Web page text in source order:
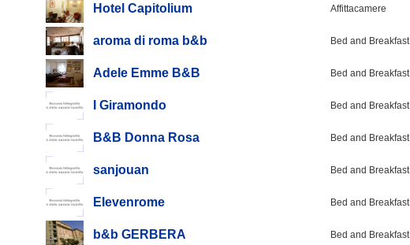
Hotel Capitolium Affittacamere
aroma di roma b&b Bed and Breakfast
Adele Emme B&B Bed and Breakfast
I Giramondo Bed and Breakfast
B&B Donna Rosa Bed and Breakfast
sanjouan Bed and Breakfast
Elevenrome Bed and Breakfast
b&b GERBERA Bed and Breakfast